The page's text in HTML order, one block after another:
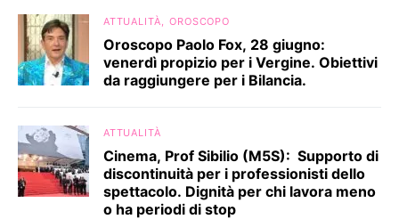
ATTUALITÀ OROSCOPO
Oroscopo Paolo Fox, 28 giugno:
venerdì propizio per i Vergine. Obiettivi
da raggiungere per i Bilancia.
ATTUALITÀ
Cinema, Prof Sibilio (M5S): Supporto di
discontinuità per i professionisti dello
spettacolo. Dignità per chi lavora meno
o ha periodi di stop